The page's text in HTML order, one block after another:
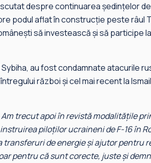
despre continuarea ședințelor
podul aflat în construcție peste râul
să investească și să participe
au fost condamnate atacurile
război și cel mai recent la
trecut apoi în revistă modalitățile
piloților ucraineni de F-16 în
de energie și ajutor pentru
pentru că sunt corecte, juste și